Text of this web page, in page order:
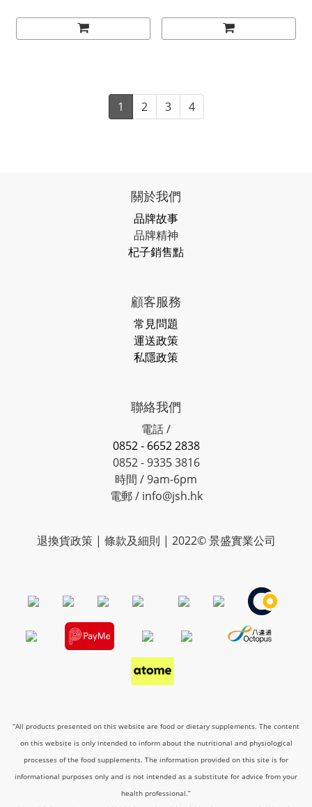
1 2 3 4
關於我們
品牌故事
品牌精神
杞子銷售點
顧客服務
常見問題
運送政策
私隱政策
聯絡我們
電話 /
0852 - 6652 2838
0852 - 9335 3816
時間 / 9am-6pm
電郵 / info@jsh.hk
退換貨政策 | 條款及細則 | 2022© 景盛實業公司
“All products presented on this website are food or dietary supplements. The content
on this website is only intended to inform about the nutritional and physiological
processes of the food supplements. The information provided on this site is for
informational purposes only and is not intended as a substitute for advice from your
health professional.”